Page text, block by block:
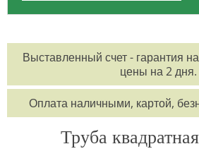
8 495 215-17-81,
8 800 555-57-68
или по электронной почте
БЕСПЛАТНЫЙ ЗАЕЗДна складскую
Союз-Орис".
Выставленный счет - гарантия
цены на 2 дня.
Оплата наличными, картой,
Труба